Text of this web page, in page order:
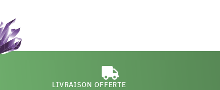
LIVRAISON OFFERTE